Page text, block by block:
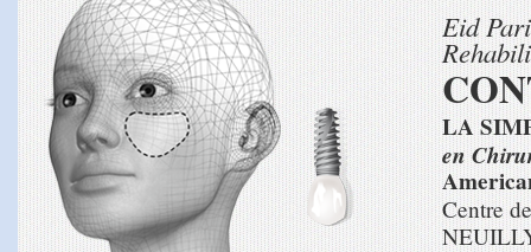
de
Stomatologie
et
Chirurgie
Maxillo
faciale
Eid
LA
en
Centre